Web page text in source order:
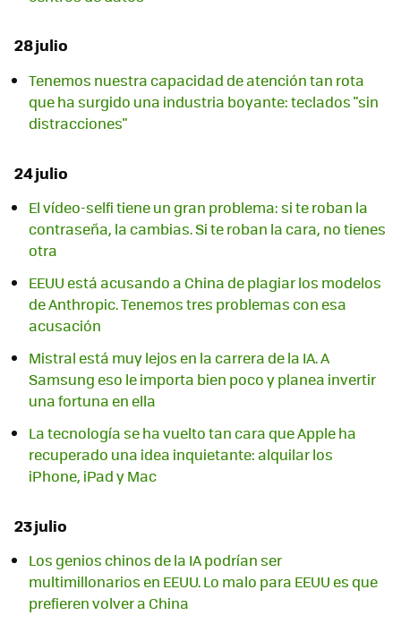
28 julio
Tenemos nuestra capacidad de atención tan rota
que ha surgido una industria boyante: teclados "sin
distracciones"
24 julio
El vídeo-selfi tiene un gran problema: si te roban la
contraseña, la cambias. Si te roban la cara, no tienes
otra
EEUU está acusando a China de plagiar los modelos
de Anthropic. Tenemos tres problemas con esa
acusación
Mistral está muy lejos en la carrera de la IA. A
Samsung eso le importa bien poco y planea invertir
una fortuna en ella
La tecnología se ha vuelto tan cara que Apple ha
recuperado una idea inquietante: alquilar los
iPhone, iPad y Mac
23 julio
Los genios chinos de la IA podrían ser
multimillonarios en EEUU. Lo malo para EEUU es que
prefieren volver a China